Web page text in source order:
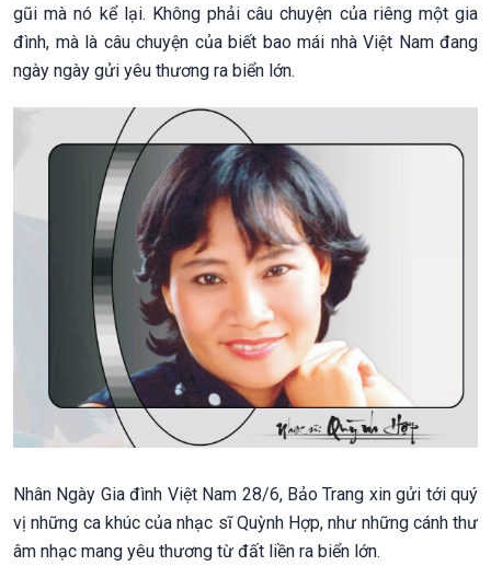
gũi mà nó kể lại. Không phải câu chuyện của riêng một gia
đình, mà là câu chuyện của biết bao mái nhà Việt Nam đang
ngày ngày gửi yêu thương ra biển lớn.
Nhân Ngày Gia đình Việt Nam 28/6, Bảo Trang xin gửi tới quý
vị những ca khúc của nhạc sĩ Quỳnh Hợp, như những cánh thư
âm nhạc mang yêu thương từ đất liền ra biển lớn.